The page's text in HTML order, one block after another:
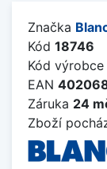
Značka
Kód 18746
Kód výrobce
EAN
Záruka 24
Zboží